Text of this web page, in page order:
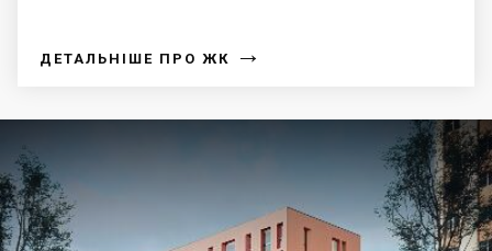
ДЕТАЛЬНІШЕ ПРО ЖК →